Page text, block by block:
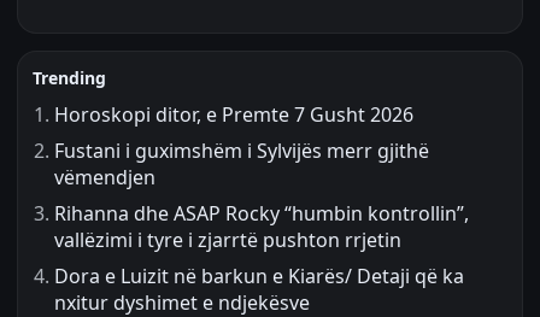
Trending
Horoskopi ditor, e Premte 7 Gusht 2026
Fustani i guximshëm i Sylvijës merr gjithë
vëmendjen
Rihanna dhe ASAP Rocky “humbin kontrollin”,
vallëzimi i tyre i zjarrtë pushton rrjetin
Dora e Luizit në barkun e Kiarës/ Detaji që ka
nxitur dyshimet e ndjekësve